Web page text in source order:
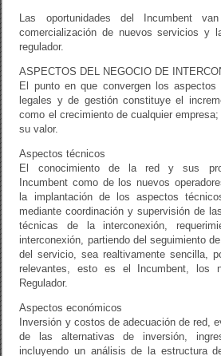
Las oportunidades del Incumbent
comercialización de nuevos servicios y
regulador.
ASPECTOS DEL NEGOCIO DE
El punto en que convergen los aspectos
legales y de gestión constituye el
como el crecimiento de cualquier
su valor.
Aspectos técnicos
El conocimiento de la red y sus
Incumbent como de los nuevos
la implantación de los aspectos
mediante coordinación y supervisión de
técnicas de la interconexión,
interconexión, partiendo del seguimiento
del servicio, sea realtivamente sencilla,
relevantes, esto es el Incumbent, los
Regulador.
Aspectos económicos
Inversión y costos de adecuación de red,
de las alternativas de inversión,
incluyendo un análisis de la estructura